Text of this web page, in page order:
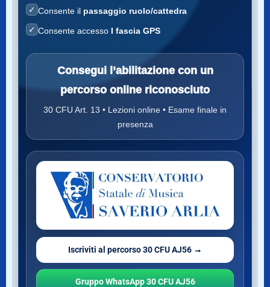
✓ Consente il passaggio ruolo/cattedra
✓ Consente accesso I fascia GPS
Consegui l’abilitazione con un
percorso online riconosciuto
30 CFU Art. 13 • Lezioni online • Esame finale in
presenza
Iscriviti al percorso 30 CFU AJ56 →
Gruppo WhatsApp 30 CFU AJ56